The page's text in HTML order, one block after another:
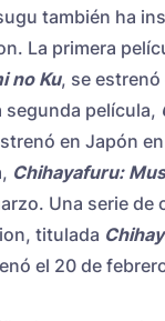
también ha
La primera
no Ku, se estrenó
segunda película,
en Japón
Chihayafuru:
Una serie de
titulada
el 20 de